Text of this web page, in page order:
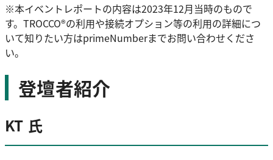
※本イベントレポートの内容は2023年12月当時のもので
す。TROCCO®の利用や接続オプション等の利用の詳細につ
いて知りたい方はprimeNumberまでお問い合わせくださ
い。
登壇者紹介
KT 氏